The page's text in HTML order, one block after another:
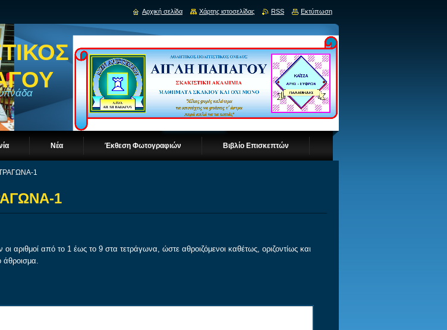
Νέα Έκθεση Φωτογραφιών Βιβλίο Επισκεπτών
1
1
από το 1 έως το 9 στα τετράγωνα, ώστε αθροιζόμενοι καθέτως, οριζοντίως και
άθροισμα.
Αρχική σελίδα Χάρτης ιστοσελίδας RSS Εκτύπωση